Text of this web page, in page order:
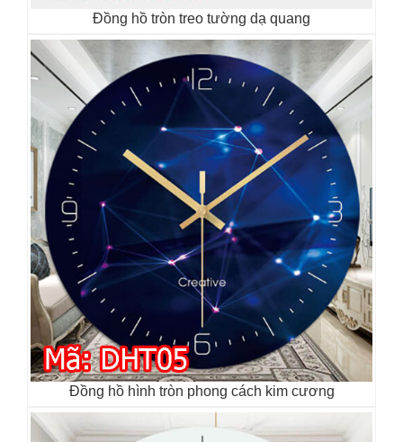
Đồng hồ tròn treo tường dạ quang
Đồng hồ hình tròn phong cách kim cương